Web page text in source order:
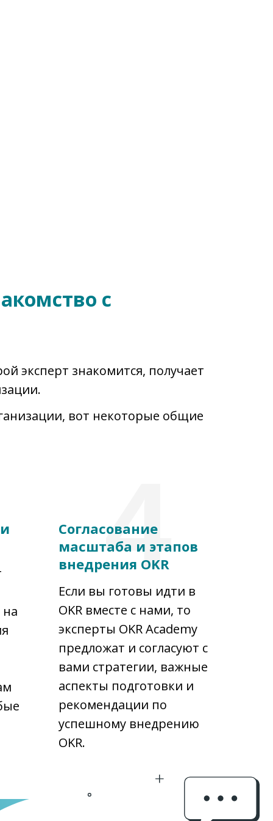
с
эксперт знакомится, получает
вот некоторые общие
на
Согласование
масштаба и этапов
внедрения OKR
Если вы готовы идти в
OKR вместе с нами, то
эксперты OKR Academy
предложат и согласуют с
вами стратегии, важные
аспекты подготовки и
рекомендации по
успешному внедрению
OKR.
4